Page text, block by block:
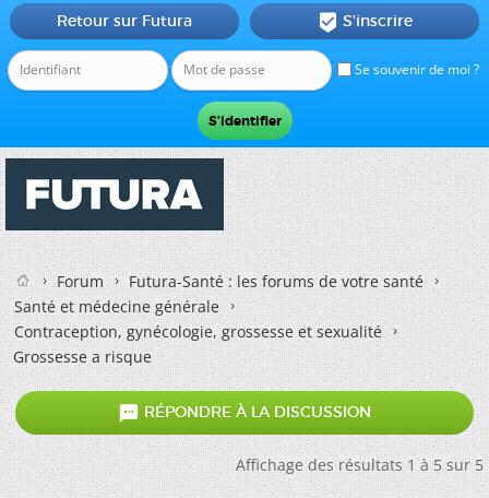
Se souvenir de moi ?
Retour sur Futura  S'inscrire
Forum
Futura-Santé : les forums de votre santé
Santé et médecine générale
Contraception, gynécologie, grossesse et sexualité
Grossesse a risque
 RÉPONDRE À LA DISCUSSION
Affichage des résultats 1 à 5 sur 5